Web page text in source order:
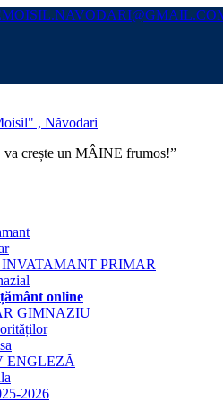
, Năvodari
crește un MÂINE frumos!”
INVATAMANT PRIMAR
online
GIMNAZIU
ENGLEZĂ
2026